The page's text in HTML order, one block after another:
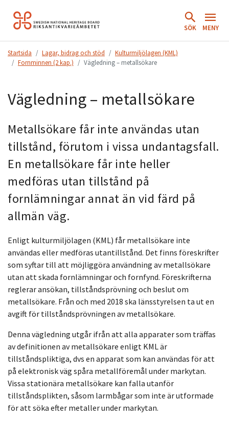
Hoppa
till
SÖK MENY
Startsida Lagar, bidrag och stöd
Kulturmiljölagen (KML)
Fornminnen (2 kap.)
Vägledning – metallsökare
Vägledning – metallsökare
Metallsökare får inte användas utan
tillstånd, förutom i vissa undantagsfall.
En metallsökare får inte heller
medföras utan tillstånd på
fornlämningar annat än vid färd på
allmän väg.
Enligt kulturmiljölagen (KML) får metallsökare inte
användas eller medföras utantillstånd. Det finns föreskrifter
som syftar till att möjliggöra användning av metallsökare
utan att skada fornlämningar och fornfynd. Föreskrifterna
reglerar ansökan, tillståndsprövning och beslut om
metallsökare. Från och med 2018 ska länsstyrelsen ta ut en
avgift för tillståndsprövningen av metallsökare.
Denna vägledning utgår ifrån att alla apparater som träffas
av definitionen av metallsökare enligt KML är
tillståndspliktiga, dvs en apparat som kan användas för att
på elektronisk väg spåra metallföremål under markytan.
Vissa stationära metallsökare kan falla utanför
tillståndsplikten, såsom larmbågar som inte är utformade
för att söka efter metaller under markytan.